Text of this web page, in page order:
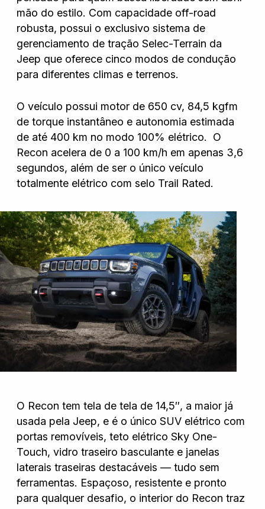
mão do estilo. Com capacidade off-road
robusta, possui o exclusivo sistema de
gerenciamento de tração Selec-Terrain da
Jeep que oferece cinco modos de condução
para diferentes climas e terrenos.
O veículo possui motor de 650 cv, 84,5 kgfm
de torque instantâneo e autonomia estimada
de até 400 km no modo 100% elétrico. O
Recon acelera de 0 a 100 km/h em apenas 3,6
segundos, além de ser o único veículo
totalmente elétrico com selo Trail Rated.
O Recon tem tela de tela de 14,5″, a maior já
usada pela Jeep, e é o único SUV elétrico com
portas removíveis, teto elétrico Sky One-
Touch, vidro traseiro basculante e janelas
laterais traseiras destacáveis — tudo sem
ferramentas. Espaçoso, resistente e pronto
para qualquer desafio, o interior do Recon traz